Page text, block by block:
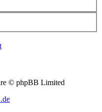
© phpBB Limited